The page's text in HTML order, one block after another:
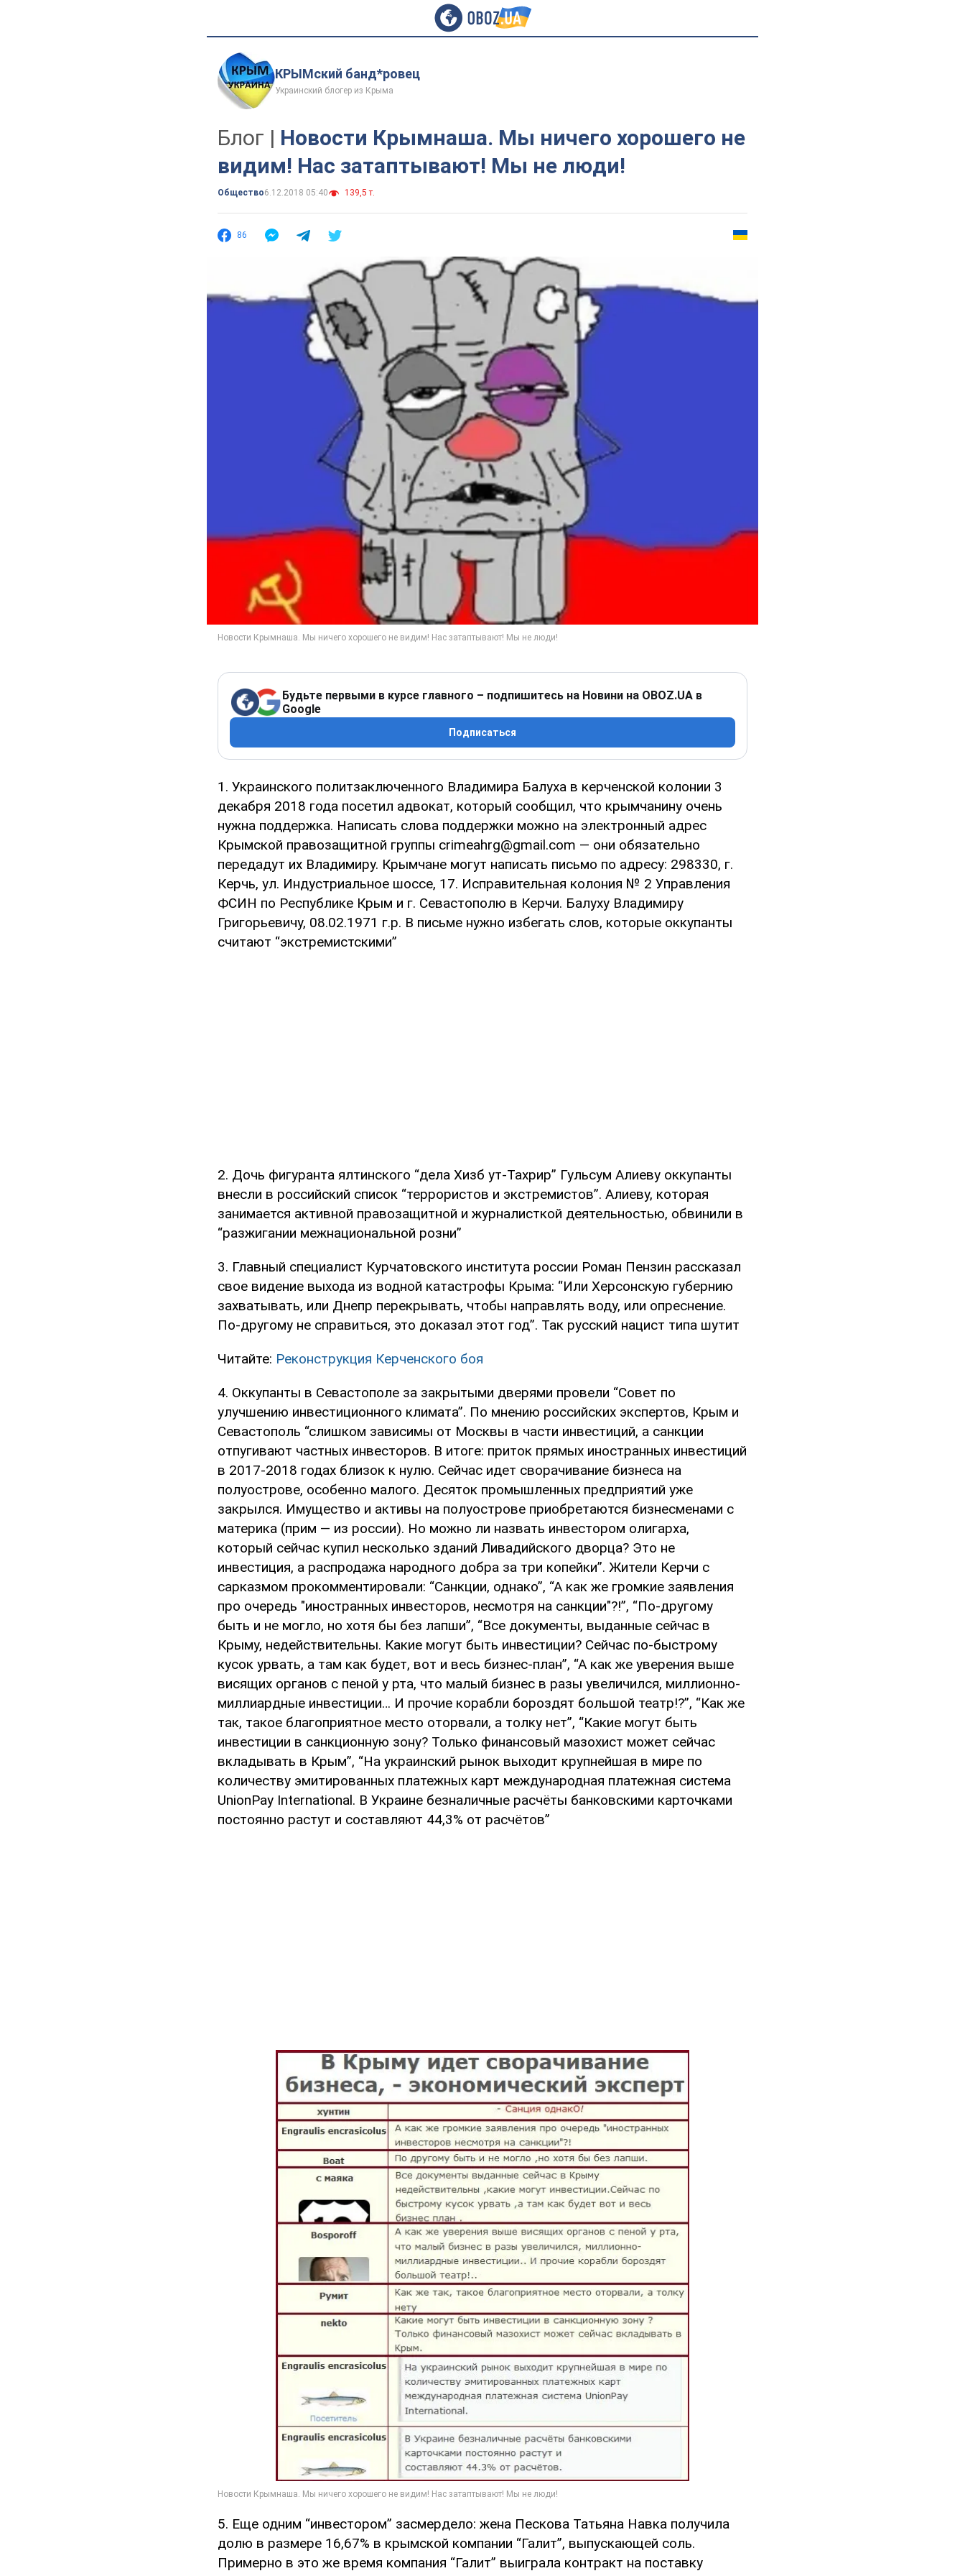
КРЫМский банд*ровец
Украинский блогер из Крыма
Блог | Новости Крымнаша. Мы ничего хорошего не
видим! Нас затаптывают! Мы не люди!
Общество6.12.2018 05:40 139,5 т.
86
Будьте первыми в курсе главного – подпишитесь на Новини на OBOZ.UA в
Google
Подписаться
1. Украинского политзаключенного Владимира Балуха в керченской колонии 3
декабря 2018 года посетил адвокат, который сообщил, что крымчанину очень
нужна поддержка. Написать слова поддержки можно на электронный адрес
Крымской правозащитной группы crimeahrg@gmail.com — они обязательно
передадут их Владимиру. Крымчане могут написать письмо по адресу: 298330, г.
Керчь, ул. Индустриальное шоссе, 17. Исправительная колония № 2 Управления
ФСИН по Республике Крым и г. Севастополю в Керчи. Балуху Владимиру
Григорьевичу, 08.02.1971 г.р. В письме нужно избегать слов, которые оккупанты
считают “экстремистскими”
2. Дочь фигуранта ялтинского “дела Хизб ут-Тахрир” Гульсум Алиеву оккупанты
внесли в российский список “террористов и экстремистов”. Алиеву, которая
занимается активной правозащитной и журналисткой деятельностью, обвинили в
“разжигании межнациональной розни”
3. Главный специалист Курчатовского института россии Роман Пензин рассказал
свое видение выхода из водной катастрофы Крыма: “Или Херсонскую губернию
захватывать, или Днепр перекрывать, чтобы направлять воду, или опреснение.
По-другому не справиться, это доказал этот год”. Так русский нацист типа шутит
Читайте: Реконструкция Керченского боя
4. Оккупанты в Севастополе за закрытыми дверями провели “Совет по
улучшению инвестиционного климата”. По мнению российских экспертов, Крым и
Севастополь “слишком зависимы от Москвы в части инвестиций, а санкции
отпугивают частных инвесторов. В итоге: приток прямых иностранных инвестиций
в 2017-2018 годах близок к нулю. Сейчас идет сворачивание бизнеса на
полуострове, особенно малого. Десяток промышленных предприятий уже
закрылся. Имущество и активы на полуострове приобретаются бизнесменами с
материка (прим — из россии). Но можно ли назвать инвестором олигарха,
который сейчас купил несколько зданий Ливадийского дворца? Это не
инвестиция, а распродажа народного добра за три копейки”. Жители Керчи с
сарказмом прокомментировали: “Санкции, однако”, “А как же громкие заявления
про очередь "иностранных инвесторов, несмотря на санкции"?!”, “По-другому
быть и не могло, но хотя бы без лапши”, “Все документы, выданные сейчас в
Крыму, недействительны. Какие могут быть инвестиции? Сейчас по-быстрому
кусок урвать, а там как будет, вот и весь бизнес-план”, “А как же уверения выше
висящих органов с пеной у рта, что малый бизнес в разы увеличился, миллионно-
миллиардные инвестиции… И прочие корабли бороздят большой театр!?”, “Как же
так, такое благоприятное место оторвали, а толку нет”, “Какие могут быть
инвестиции в санкционную зону? Только финансовый мазохист может сейчас
вкладывать в Крым”, “На украинский рынок выходит крупнейшая в мире по
количеству эмитированных платежных карт международная платежная система
UnionPay International. В Украине безналичные расчёты банковскими карточками
постоянно растут и составляют 44,3% от расчётов”
5. Еще одним “инвестором” засмердело: жена Пескова Татьяна Навка получила
долю в размере 16,67% в крымской компании “Галит”, выпускающей соль.
Примерно в это же время компания “Галит” выиграла контракт на поставку